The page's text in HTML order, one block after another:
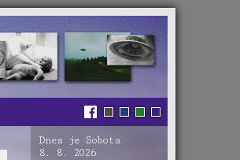
Dnes je Sobota
8. 8. 2026